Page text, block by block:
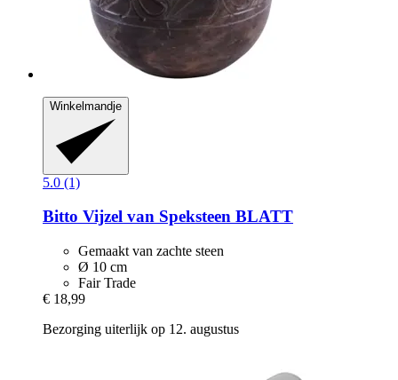
Winkelmandje
5.0 (1)
Bitto Vijzel van Speksteen BLATT
Gemaakt van zachte steen
Ø 10 cm
Fair Trade
€ 18,99
Bezorging uiterlijk op 12. augustus